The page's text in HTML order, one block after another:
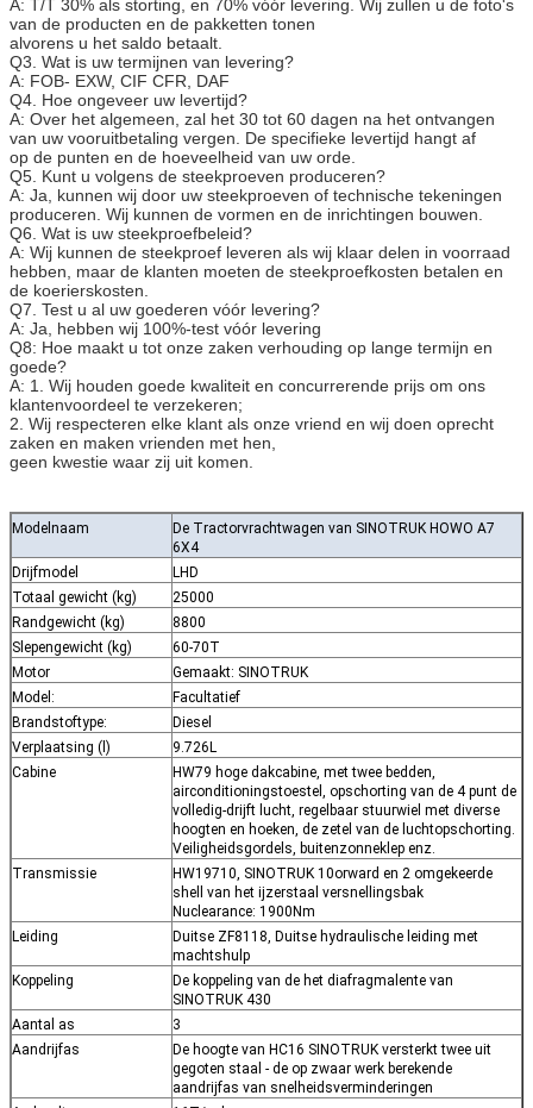
A: T/T 30% als storting, en 70% vóór levering. Wij zullen u de foto's
van de producten en de pakketten tonen
alvorens u het saldo betaalt.
Q3. Wat is uw termijnen van levering?
A: FOB- EXW, CIF CFR, DAF
Q4. Hoe ongeveer uw levertijd?
A: Over het algemeen, zal het 30 tot 60 dagen na het ontvangen
van uw vooruitbetaling vergen. De specifieke levertijd hangt af
op de punten en de hoeveelheid van uw orde.
Q5. Kunt u volgens de steekproeven produceren?
A: Ja, kunnen wij door uw steekproeven of technische tekeningen
produceren. Wij kunnen de vormen en de inrichtingen bouwen.
Q6. Wat is uw steekproefbeleid?
A: Wij kunnen de steekproef leveren als wij klaar delen in voorraad
hebben, maar de klanten moeten de steekproefkosten betalen en
de koerierskosten.
Q7. Test u al uw goederen vóór levering?
A: Ja, hebben wij 100%-test vóór levering
Q8: Hoe maakt u tot onze zaken verhouding op lange termijn en
goede?
A: 1. Wij houden goede kwaliteit en concurrerende prijs om ons
klantenvoordeel te verzekeren;
2. Wij respecteren elke klant als onze vriend en wij doen oprecht
zaken en maken vrienden met hen,
geen kwestie waar zij uit komen.
Modelnaam
De Tractorvrachtwagen van SINOTRUK HOWO A7
6X4
Drijfmodel
LHD
Totaal gewicht (kg)
25000
Randgewicht (kg)
8800
Slepengewicht (kg)
60-70T
Motor
Gemaakt: SINOTRUK
Model:
Facultatief
Brandstoftype:
Diesel
Verplaatsing (l)
9.726L
Cabine
HW79 hoge dakcabine, met twee bedden,
airconditioningstoestel, opschorting van de 4 punt de
volledig-drijft lucht, regelbaar stuurwiel met diverse
hoogten en hoeken, de zetel van de luchtopschorting.
Veiligheidsgordels, buitenzonneklep enz.
Transmissie
HW19710, SINOTRUK 10orward en 2 omgekeerde
shell van het ijzerstaal versnellingsbak
Nuclearance: 1900Nm
Leiding
Duitse ZF8118, Duitse hydraulische leiding met
machtshulp
Koppeling
De koppeling van de het diafragmalente van
SINOTRUK 430
Aantal as
3
Aandrijfas
De hoogte van HC16 SINOTRUK versterkt twee uit
gegoten staal - de op zwaar werk berekende
aandrijfas van snelheidsverminderingen